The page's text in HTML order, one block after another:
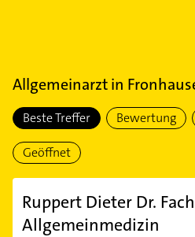
Allgemeinarztin
Beste Treffer Bewertung
Geöffnet
Ruppert Dieter Dr.
Allgemeinmedizin